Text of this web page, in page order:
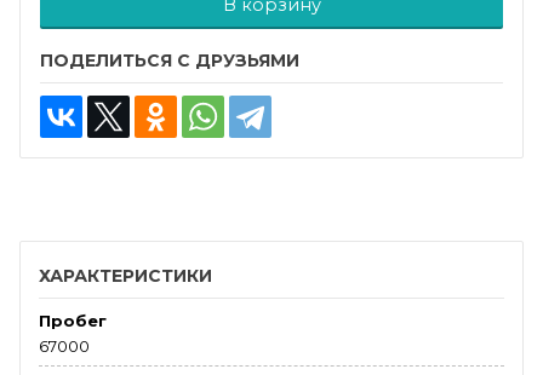
В корзину
ПОДЕЛИТЬСЯ С ДРУЗЬЯМИ
ХАРАКТЕРИСТИКИ
Пробег
67000